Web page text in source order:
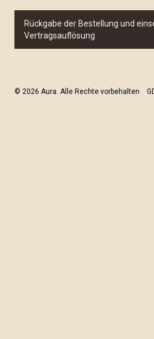
Rückgabe der Bestellung und
Vertragsauflösung
© 2026 Aura. Alle Rechte vorbehalten